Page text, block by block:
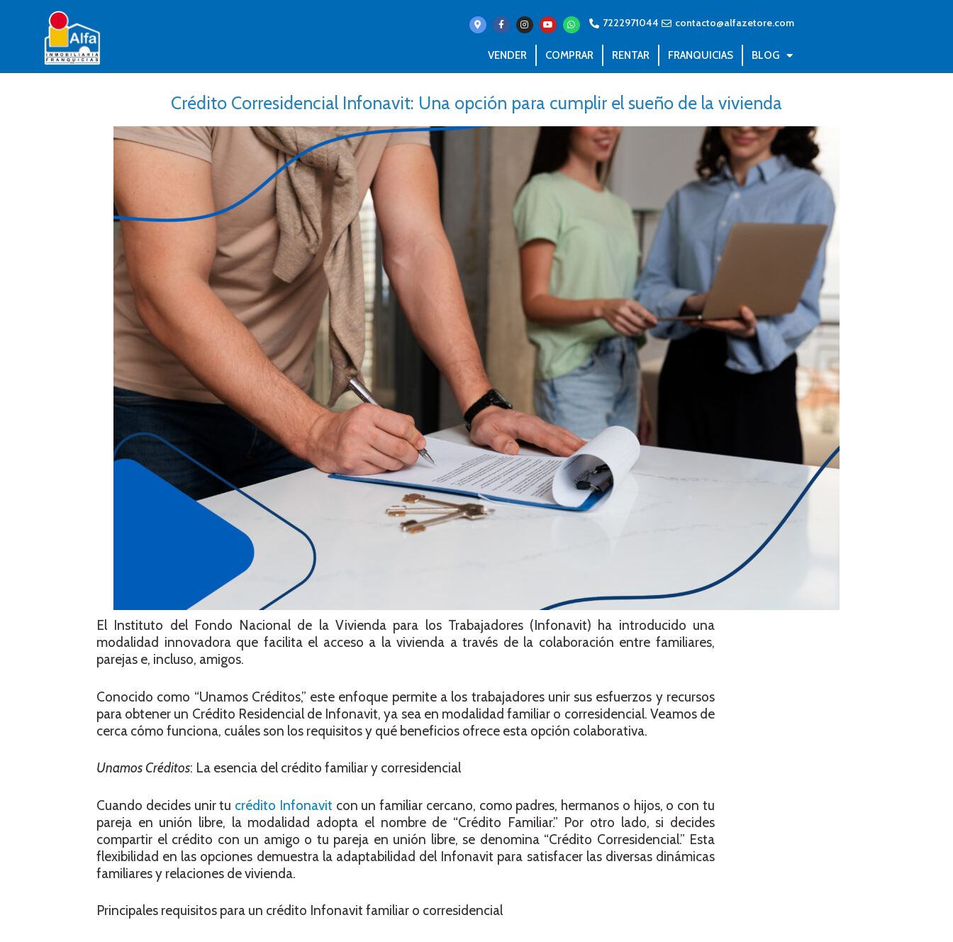
7222971044 contacto@alfazetore.com
VENDER COMPRAR RENTAR FRANQUICIAS BLOG
Crédito Corresidencial Infonavit: Una opción para cumplir el sueño de la vivienda
El Instituto del Fondo Nacional de la Vivienda para los Trabajadores (Infonavit) ha introducido una
modalidad innovadora que facilita el acceso a la vivienda a través de la colaboración entre familiares,
parejas e, incluso, amigos.
Conocido como “Unamos Créditos,” este enfoque permite a los trabajadores unir sus esfuerzos y recursos
para obtener un Crédito Residencial de Infonavit, ya sea en modalidad familiar o corresidencial. Veamos de
cerca cómo funciona, cuáles son los requisitos y qué beneficios ofrece esta opción colaborativa.
Unamos Créditos: La esencia del crédito familiar y corresidencial
Cuando decides unir tu crédito Infonavit con un familiar cercano, como padres, hermanos o hijos, o con tu
pareja en unión libre, la modalidad adopta el nombre de “Crédito Familiar.” Por otro lado, si decides
compartir el crédito con un amigo o tu pareja en unión libre, se denomina “Crédito Corresidencial.” Esta
flexibilidad en las opciones demuestra la adaptabilidad del Infonavit para satisfacer las diversas dinámicas
familiares y relaciones de vivienda.
Principales requisitos para un crédito Infonavit familiar o corresidencial